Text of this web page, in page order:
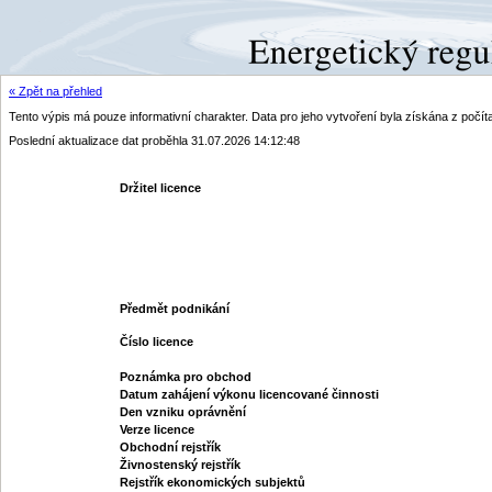
« Zpět na přehled
Tento výpis má pouze informativní charakter. Data pro jeho vytvoření byla získána z
Poslední aktualizace dat proběhla 31.07.2026 14:12:48
Držitel licence
Předmět podnikání
Číslo licence
Poznámka pro obchod
Datum zahájení výkonu licencované činnosti
Den vzniku oprávnění
Verze licence
Obchodní rejstřík
Živnostenský rejstřík
Rejstřík ekonomických subjektů